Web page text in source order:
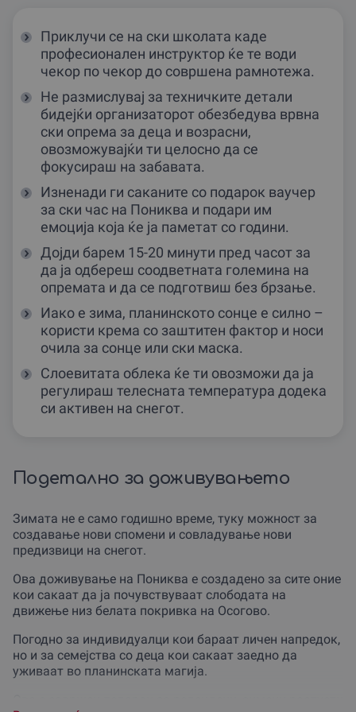
Приклучи се на ски школата каде
професионален инструктор ќе те води
чекор по чекор до совршена рамнотежа.
Не размислувај за техничките детали
бидејќи организаторот обезбедува врвна
ски опрема за деца и возрасни,
овозможувајќи ти целосно да се
фокусираш на забавата.
Изненади ги саканите со подарок ваучер
за ски час на Пониква и подари им
емоција која ќе ја паметат со години.
Дојди барем 15-20 минути пред часот за
да ја одбереш соодветната големина на
опремата и да се подготвиш без брзање.
Иако е зима, планинското сонце е силно –
користи крема со заштитен фактор и носи
очила за сонце или ски маска.
Слоевитата облека ќе ти овозможи да ја
регулираш телесната температура додека
си активен на снегот.
Подетално за доживувањето
Зимата не е само годишно време, туку можност за
создавање нови спомени и совладување нови
предизвици на снегот.
Ова доживување на Пониква е создадено за сите оние
кои сакаат да ја почувствуваат слободата на
движење низ белата покривка на Осогово.
Погодно за индивидуалци кои бараат личен напредок,
но и за семејства со деца кои сакаат заедно да
уживаат во планинската магија.